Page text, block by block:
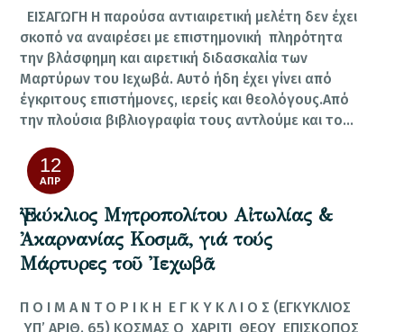
ΕΙΣΑΓΩΓΗ Η παρούσα αντιαιρετική μελέτη δεν έχει
σκοπό να αναιρέσει με επιστημονική πληρότητα
την βλάσφημη και αιρετική διδασκαλία των
Μαρτύρων του Ιεχωβά. Αυτό ήδη έχει γίνει από
έγκριτους επιστήμονες, ιερείς και θεολόγους.Από
την πλούσια βιβλιογραφία τους αντλούμε και το…
12
ΑΠΡ
Ἐγκύκλιος Μητροπολίτου Αἰτωλίας &
Ἀκαρνανίας Κοσμᾶ, γιά τούς
Μάρτυρες τοῦ Ἰεχωβᾶ
Π Ο Ι Μ Α Ν Τ Ο Ρ Ι Κ Η Ε Γ Κ Υ Κ Λ Ι Ο Σ (ΕΓΚΥΚΛΙΟΣ
ΥΠ’ ΑΡΙΘ. 65) ΚΟΣΜΑΣ Ο ΧΑΡΙΤΙ ΘΕΟΥ ΕΠΙΣΚΟΠΟΣ